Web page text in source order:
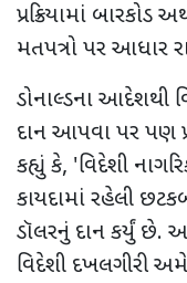
પ્રક્રિયામાં બારકોડ
મતપત્રો પર આધાર
ડોનાલ્ડના આદેશથી
દાન આપવા પર પણ
કહ્યું કે, 'વિદેશી
કાયદામાં રહેલી
ડૉલરનું દાન કર્યું છે.
વિદેશી દખલગીરી